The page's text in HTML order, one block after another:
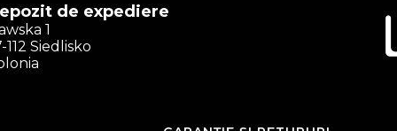
de expediere
1
112 Siedlisko